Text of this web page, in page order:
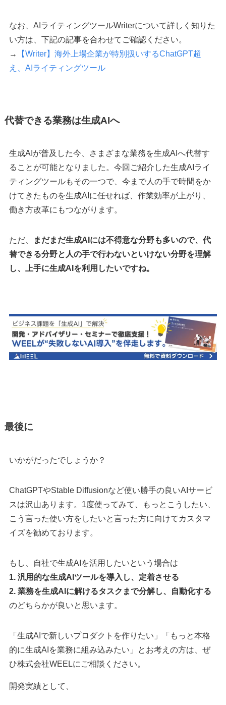
なお、AIライティングツールWriterについて詳しく知りた
い方は、下記の記事を合わせてご確認ください。
→
【Writer】海外上場企業が特別扱いするChatGPT超
え、AIライティングツール
代替できる業務は生成AIへ
生成AIが普及した今、さまざまな業務を生成AIへ代替す
ることが可能となりました。今回ご紹介した生成AIライ
ティングツールもその一つで、今まで人の手で時間をか
けてきたものを生成AIに任せれば、作業効率が上がり、
働き方改革にもつながります。
ただ、
まだまだ生成AIには不得意な分野も多いので、代
替できる分野と人の手で行わないといけない分野を理解
し、上手に生成AIを利用したいですね。
最後に
いかがだったでしょうか？
ChatGPTやStable Diffusionなど使い勝手の良いAIサービ
スは沢山あります。1度使ってみて、もっとこうしたい、
こう言った使い方をしたいと言った方に向けてカスタマ
イズを勧めております。
もし、自社で生成AIを活用したいという場合は
1. 汎用的な生成AIツールを導入し、定着させる
2. 業務を生成AIに解けるタスクまで分解し、自動化する
のどちらかが良いと思います。
「生成AIで新しいプロダクトを作りたい」「もっと本格
的に生成AIを業務に組み込みたい」とお考えの方は、ぜ
ひ株式会社WEELにご相談ください。
開発実績として、